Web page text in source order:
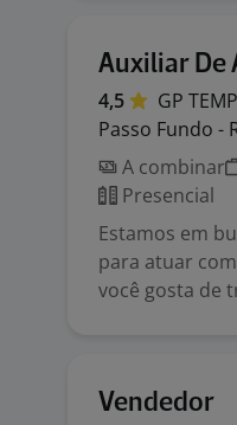
Auxiliar De
4,5 GP
Passo Fundo -
A combinar
Presencial
Estamos em
para atuar
você gosta de
Vendedor